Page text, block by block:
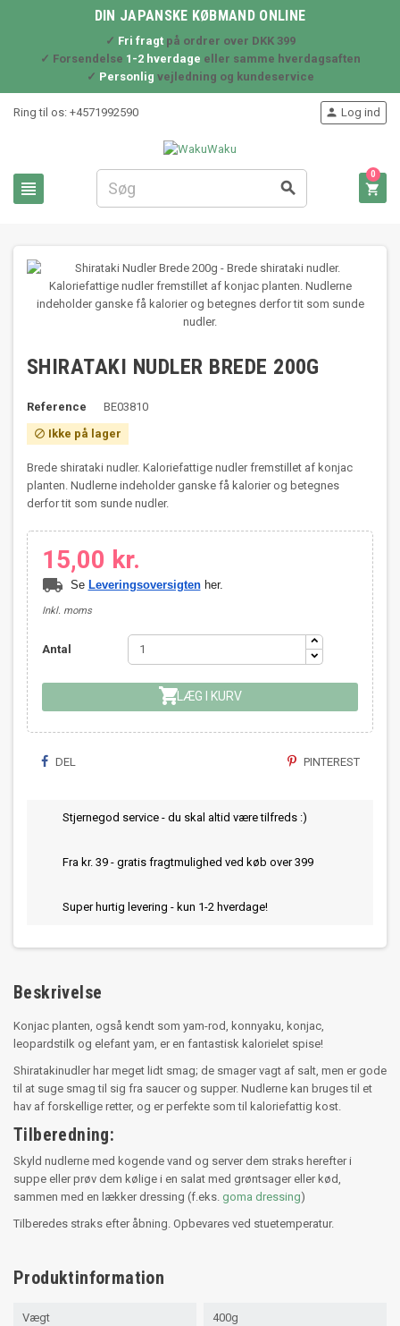
DIN JAPANSKE KØBMAND ONLINE
✓ Fri fragtpå ordrer over DKK 399
✓ Forsendelse 1-2 hverdage eller samme hverdagsaften
✓ Personlig vejledning og kundeservice
Ring til os: +4571992590
 
 Log ind

0
SHIRATAKI NUDLER BREDE 200G
Reference BE03810
 Ikke på lager
Brede shirataki nudler. Kaloriefattige nudler fremstillet af konjac
planten. Nudlerne indeholder ganske få kalorier og betegnes
derfor tit som sunde nudler.
15,00 kr.
local_shipping Se Leveringsoversigtenher.
Inkl. moms
Antal
LÆG I KURV
DEL PINTEREST
Stjernegod service - du skal altid være tilfreds :)
Fra kr. 39 - gratis fragtmulighed ved køb over 399
Super hurtig levering - kun 1-2 hverdage!
Beskrivelse
Konjac planten, også kendt som yam-rod, konnyaku, konjac,
leopardstilk og elefant yam, er en fantastisk kalorielet spise!
Shiratakinudler har meget lidt smag; de smager vagt af salt, men er gode
til at suge smag til sig fra saucer og supper. Nudlerne kan bruges til et
hav af forskellige retter, og er perfekte som til kaloriefattig kost.
Tilberedning:
Skyld nudlerne med kogende vand og server dem straks herefter i
suppe eller prøv dem kølige i en salat med grøntsager eller kød,
sammen med en lækker dressing (f.eks. goma dressing)
Tilberedes straks efter åbning. Opbevares ved stuetemperatur.
Produktinformation
Vægt 400g